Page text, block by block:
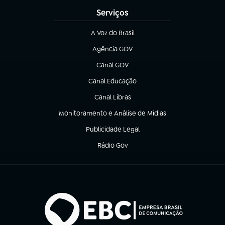
Serviços
A Voz do Brasil
(abre em nova aba)
Agência GOV
(abre em nova aba)
Canal GOV
(abre em nova aba)
Canal Educação
(abre em nova aba)
Canal Libras
(abre em nova aba)
Monitoramento e Análise de Mídias
(abre em nova aba)
Publicidade Legal
(abre em nova aba)
Rádio Gov
(abre em nova aba)